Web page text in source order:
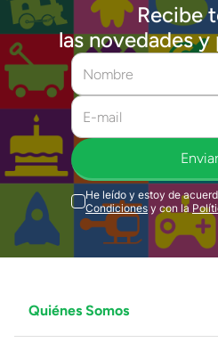
Recibe
las novedades
Enviar
He leído y estoy de
Condiciones y con la
Quiénes Somos